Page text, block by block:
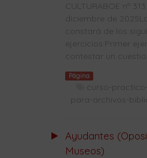
CULTURABOE nº
diciembre de
constará de los
ejercicios:Primer
contestar un
Página
curso-
para-archivos-
Ayudantes
Museos)